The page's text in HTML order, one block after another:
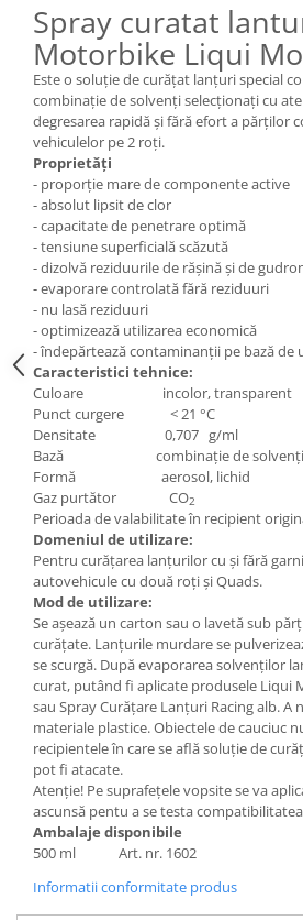
Electrice
Hidraulica
Mecanica
Electropompa si motoare electrice
Burdufuri si cilindri hidraulici
Role, bucsi si bolturi
BEHRENS
Bolturi - role - bucse
Burdufe si cilindri
Mecanice
Electrice
Hidraulice
Motoare electrice si pompe
SÖRENSEN
Mecanice
Electrice
Hidraulice
Cilindri hidraulici si burdufe
protectie
Grup electropompa
Bolturi, role si bucsi
MAMMUT LIFT
Mecanice
Electrice
Hidraulice
Motor electric si pompa hidraulica
Cilindru hidraulic si protectie
burduf
ERHEL - HYDRIS
Spray curatat
Motorbike Liqui
Este o soluţie de curăţat lanţuri special
combinaţie de solvenţi selecţionaţi cu
degresarea rapidă şi fără efort a părţilor
vehiculelor pe 2 roţi.
Proprietăți
- proporție mare de componente active
- absolut lipsit de clor
- capacitate de penetrare optimă
- tensiune superficială scăzută
- dizolvă reziduurile de rășină și de
- evaporare controlată fără reziduuri
- nu lasă reziduuri
- optimizează utilizarea economică
- îndepărtează contaminanții pe bază de
Caracteristici tehnice:
Culoare incolor, transparent
Punct curgere < 21 °C
Densitate 0,707 g/ml
Bază combinaţie de solvenţi,
Formă aerosol, lichid
Gaz purtător CO2
Perioada de valabilitate în recipient
Domeniul de utilizare:
Pentru curăţarea lanţurilor cu şi fără
autovehicule cu două roţi şi Quads.
Mod de utilizare:
Se aşează un carton sau o lavetă sub
curăţate. Lanţurile murdare se
se scurgă. După evaporarea solvenţilor
curat, putând fi aplicate produsele Liqui
sau Spray Curăţare Lanţuri Racing alb. A
materiale plastice. Obiectele de cauciuc
recipientele în care se află soluţie de
pot fi atacate.
Atenţie! Pe suprafeţele vopsite se va
ascunsă pentu a se testa
Ambalaje disponibile
500 ml Art. nr. 1602
Informatii conformitate produs